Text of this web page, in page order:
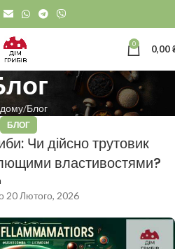
0 0,00
Блог
БЛОГ
Чи дійсно трутовик
властивостями?
20 Лютого, 2026